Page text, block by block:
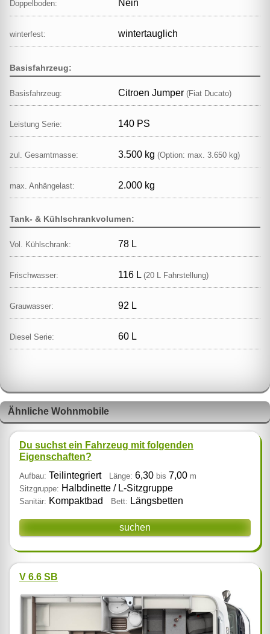
Doppelboden: Nein
winterfest: wintertauglich
Basisfahrzeug:
Basisfahrzeug: Citroen Jumper (Fiat Ducato)
Leistung Serie: 140 PS
zul. Gesamtmasse: 3.500 kg (Option: max. 3.650 kg)
max. Anhängelast: 2.000 kg
Tank- & Kühlschrankvolumen:
Vol. Kühlschrank: 78 L
Frischwasser: 116 L (20 L Fahrstellung)
Grauwasser: 92 L
Diesel Serie: 60 L
Ähnliche Wohnmobile
Du suchst ein Fahrzeug mit folgenden
Eigenschaften?
Aufbau: Teilintegriert Länge: 6,30 bis 7,00 m
Sitzgruppe: Halbdinette / L‑Sitzgruppe
Sanitär: Kompaktbad Bett: Längsbetten
suchen
V 6.6 SB